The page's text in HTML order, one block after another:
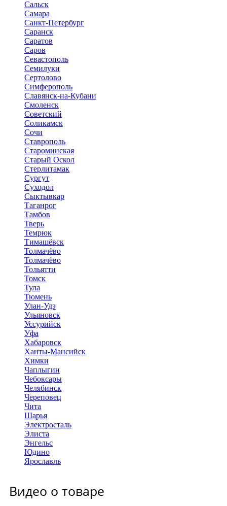
Сальск
Самара
Санкт-Петербург
Саранск
Саратов
Саров
Севастополь
Семилуки
Сертолово
Симферополь
Славянск-на-Кубани
Смоленск
Советский
Соликамск
Сочи
Ставрополь
Староминская
Старый Оскол
Стерлитамак
Сургут
Суходол
Сыктывкар
Таганрог
Тамбов
Тверь
Темрюк
Тимашёвск
Толмачёво
Толмачёво
Тольятти
Томск
Тула
Тюмень
Улан-Удэ
Ульяновск
Уссурийск
Уфа
Хабаровск
Ханты-Мансийск
Химки
Чаплыгин
Чебоксары
Челябинск
Череповец
Чита
Шарья
Электросталь
Элиста
Энгельс
Юдино
Ярославль
Видео о товаре